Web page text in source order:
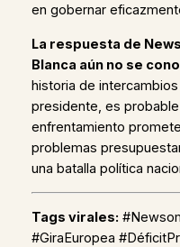
en gobernar
La respuesta de
Blanca aún no se
historia de
presidente, es
enfrentamiento
problemas
una batalla política
Tags virales:
#GiraEuropea